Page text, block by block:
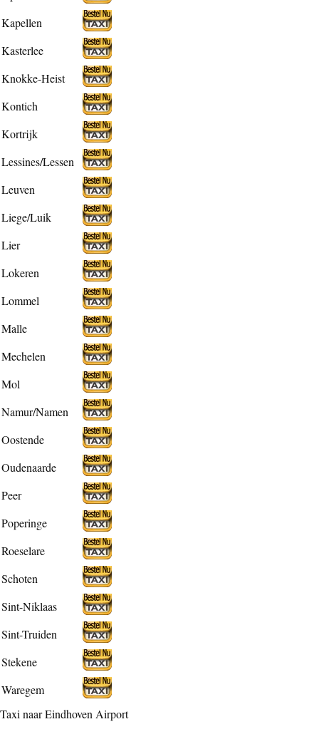
Kapellen
Kasterlee
Knokke-Heist
Kontich
Kortrijk
Lessines/Lessen
Leuven
Liege/Luik
Lier
Lokeren
Lommel
Malle
Mechelen
Mol
Namur/Namen
Oostende
Oudenaarde
Peer
Poperinge
Roeselare
Schoten
Sint-Niklaas
Sint-Truiden
Stekene
Waregem
Taxi naar Eindhoven Airport